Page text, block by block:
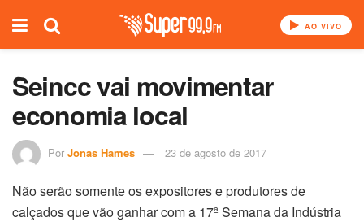
AO VIVO
Seincc vai movimentar
economia local
Por Jonas Hames 23 de agosto de 2017
Não serão somente os expositores e produtores de
calçados que vão ganhar com a 17ª Semana da Indústria